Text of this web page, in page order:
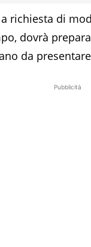
richiesta di
dovrà
da
Pubblicità